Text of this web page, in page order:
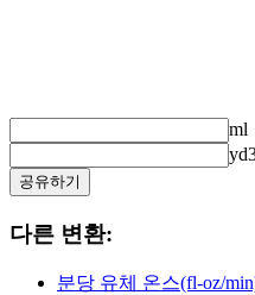
ml
공유하기
다른 변환:
분당 유체 온스(fl-oz/